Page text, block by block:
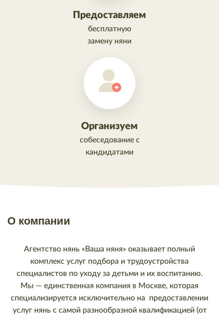
Предоставляем
бесплатную
замену няни
Организуем
собеседование с
кандидатами
О компании
Агентство нянь «Ваша няня» оказывает полный
комплекс услуг подбора и трудоустройства
специалистов по уходу за детьми и их воспитанию.
Мы — единственная компания в Москве, которая
специализируется исключительно на предоставлении
услуг нянь с самой разнообразной квалификацией (от